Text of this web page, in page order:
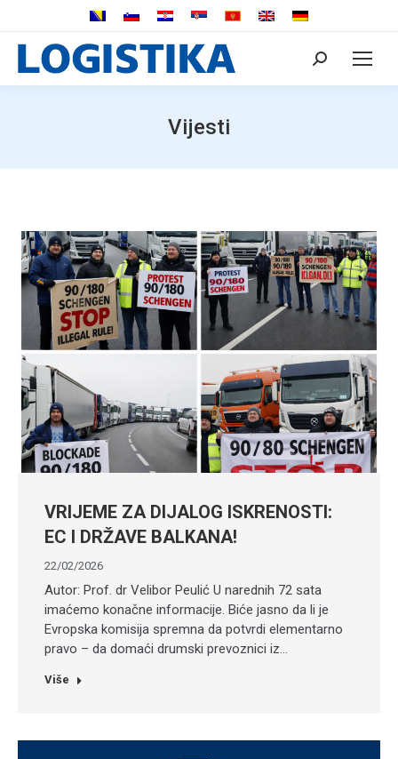
Search:
Vijesti
VRIJEME ZA DIJALOG ISKRENOSTI:
EC I DRŽAVE BALKANA!
22/02/2026
Autor: Prof. dr Velibor Peulić U narednih 72 sata
imaćemo konačne informacije. Biće jasno da li je
Evropska komisija spremna da potvrdi elementarno
pravo – da domaći drumski prevoznici iz…
Više